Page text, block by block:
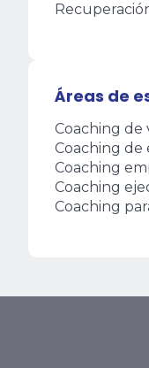
Áreas de
Coaching de
Coaching de
Coaching
Coaching
Coaching